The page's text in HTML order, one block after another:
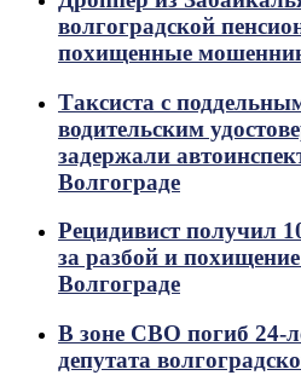
волгоградской
похищенные
Таксиста с
водительским
задержали
Волгограде
Рецидивист получил
за разбой и
Волгограде
В зоне СВО погиб 24-
депутата